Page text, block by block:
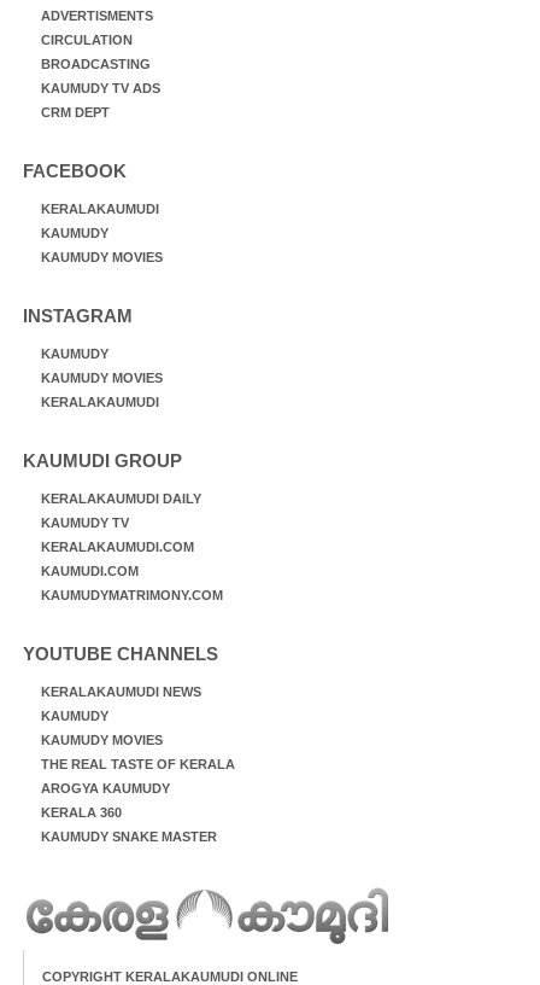
ADVERTISMENTS
CIRCULATION
BROADCASTING
KAUMUDY TV ADS
CRM DEPT
FACEBOOK
KERALAKAUMUDI
KAUMUDY
KAUMUDY MOVIES
INSTAGRAM
KAUMUDY
KAUMUDY MOVIES
KERALAKAUMUDI
KAUMUDI GROUP
KERALAKAUMUDI DAILY
KAUMUDY TV
KERALAKAUMUDI.COM
KAUMUDI.COM
KAUMUDYMATRIMONY.COM
YOUTUBE CHANNELS
KERALAKAUMUDI NEWS
KAUMUDY
KAUMUDY MOVIES
THE REAL TASTE OF KERALA
AROGYA KAUMUDY
KERALA 360
KAUMUDY SNAKE MASTER
COPYRIGHT KERALAKAUMUDI ONLINE